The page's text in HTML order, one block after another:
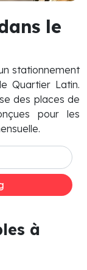
le
stationnement
Quartier Latin.
des places de
pour les
à